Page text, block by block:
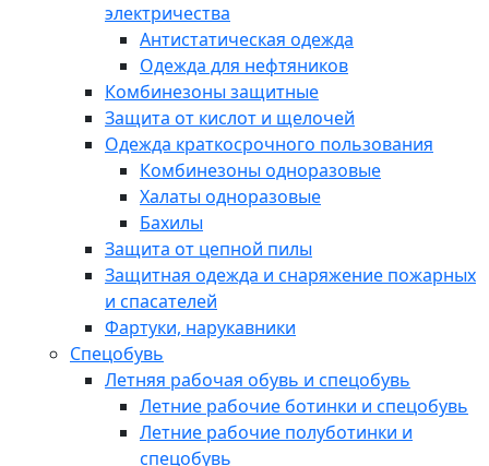
электричества
Антистатическая одежда
Одежда для нефтяников
Комбинезоны защитные
Защита от кислот и щелочей
Одежда краткосрочного пользования
Комбинезоны одноразовые
Халаты одноразовые
Бахилы
Защита от цепной пилы
Защитная одежда и снаряжение пожарных
и спасателей
Фартуки, нарукавники
Спецобувь
Летняя рабочая обувь и спецобувь
Летние рабочие ботинки и спецобувь
Летние рабочие полуботинки и
спецобувь